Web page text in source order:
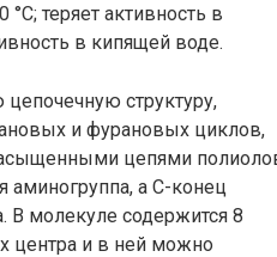
теряет активность в
в кипящей воде.
структуру,
и фурановых циклов,
цепями
аминогруппа, а С-конец
В молекуле содержится 8
центра и в ней можно